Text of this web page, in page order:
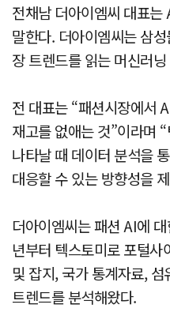
전채남 더아이엠씨 대표
말한다. 더아이엠씨는 삼
장 트렌드를 읽는 머신러닝
전 대표는 “패션시장에서
재고를 없애는 것”이라며
나타날 때 데이터 분석을
대응할 수 있는 방향성을
더아이엠씨는 패션 AI에
년부터 텍스토미로 포털
및 잡지, 국가 통계자료,
트렌드를 분석해왔다.